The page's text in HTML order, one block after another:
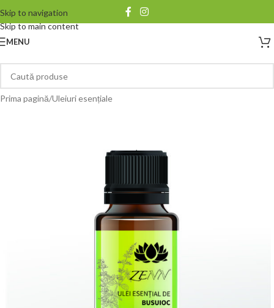
Skip to navigation
Skip to main content
MENU
Prima pagină/Uleiuri esențiale